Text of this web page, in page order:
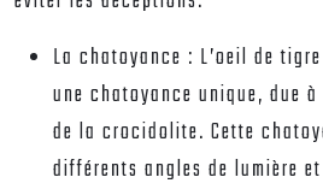
La chatoyance : L’oeil de
une chatoyance unique, due
de la crocidolite. Cette
différents angles de lumière